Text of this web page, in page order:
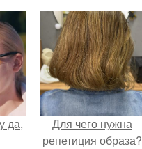
да,
Для чего нужна
репетиция образа?